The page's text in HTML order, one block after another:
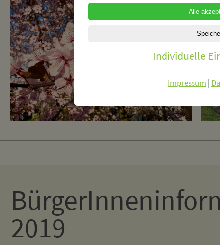
2019
Individuelle
Impressum |